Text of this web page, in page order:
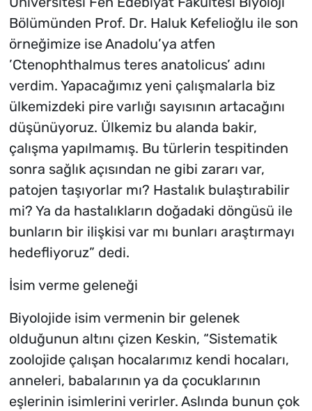
Bölümünden Prof. Dr. Haluk Kefelioğlu ile son
örneğimize ise Anadolu’ya atfen
’Ctenophthalmus teres anatolicus’ adını
verdim. Yapacağımız yeni çalışmalarla biz
ülkemizdeki pire varlığı sayısının artacağını
düşünüyoruz. Ülkemiz bu alanda bakir,
çalışma yapılmamış. Bu türlerin tespitinden
sonra sağlık açısından ne gibi zararı var,
patojen taşıyorlar mı? Hastalık bulaştırabilir
mi? Ya da hastalıkların doğadaki döngüsü ile
bunların bir ilişkisi var mı bunları araştırmayı
hedefliyoruz” dedi.
İsim verme geleneği
Biyolojide isim vermenin bir gelenek
olduğunun altını çizen Keskin, “Sistematik
zoolojide çalışan hocalarımız kendi hocaları,
anneleri, babalarının ya da çocuklarının
eşlerinin isimlerini verirler. Aslında bunun çok